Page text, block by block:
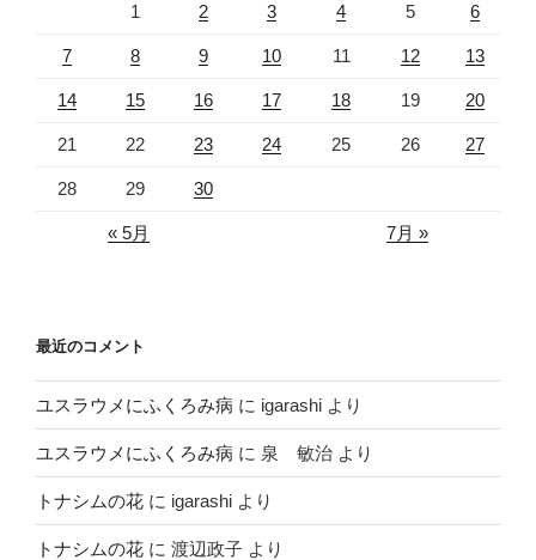
1 2 3 4 5 6
7 8 9 10 11 12 13
14 15 16 17 18 19 20
21 22 23 24 25 26 27
28 29 30
« 5月 7月 »
最近のコメント
ユスラウメにふくろみ病 に igarashi より
ユスラウメにふくろみ病 に 泉 敏治 より
トナシムの花 に igarashi より
トナシムの花 に 渡辺政子 より